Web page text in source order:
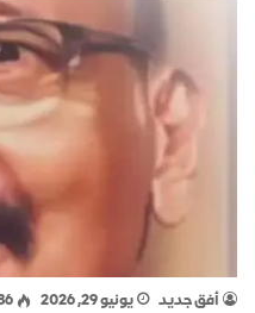
أفق جديد يونيو 29, 2026